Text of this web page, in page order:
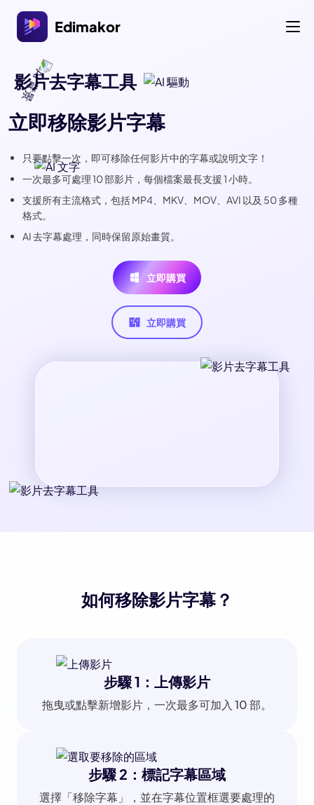
Edimakor
影片去字幕工具
立即移除影片字幕
只要點擊一次，即可移除任何影片中的字幕或說明文字！
一次最多可處理 10 部影片，每個檔案最長支援 1 小時。
支援所有主流格式，包括 MP4、MKV、MOV、AVI 以及 50 多種
格式。
AI 去字幕處理，同時保留原始畫質。
立即購買
立即購買
如何移除影片字幕？
步驟 1：上傳影片
拖曳或點擊新增影片，一次最多可加入 10 部。
步驟 2：標記字幕區域
選擇「移除字幕」，並在字幕位置框選要處理的